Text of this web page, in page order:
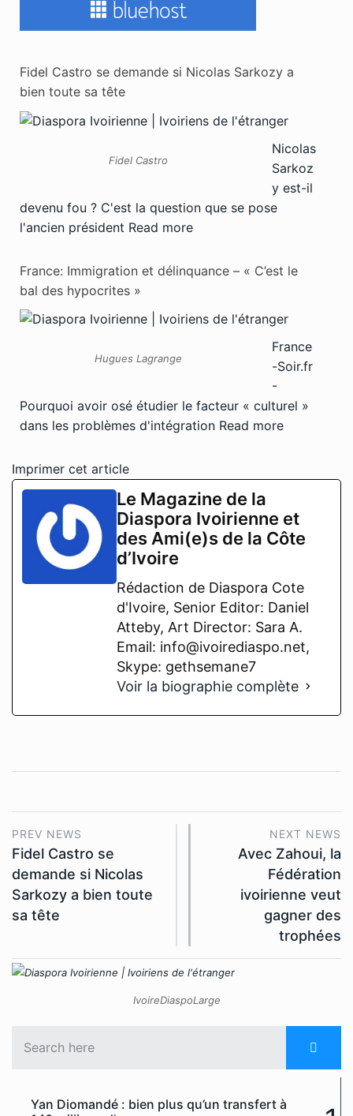
Fidel Castro se demande si Nicolas Sarkozy a
bien toute sa tête
Fidel Castro
Nicolas
Sarkoz
y est-il
devenu fou ? C'est la question que se pose
l'ancien président Read more
France: Immigration et délinquance – « C’est le
bal des hypocrites »
Hugues Lagrange
France
-Soir.fr
-
Pourquoi avoir osé étudier le facteur « culturel »
dans les problèmes d'intégration Read more
Imprimer cet article
Le Magazine de la
Diaspora Ivoirienne et
des Ami(e)s de la Côte
d’Ivoire
Rédaction de Diaspora Cote
d'Ivoire, Senior Editor: Daniel
Atteby, Art Director: Sara A.
Email: info@ivoirediaspo.net,
Skype: gethsemane7
Voir la biographie complète
PREV NEWS
Fidel Castro se
demande si Nicolas
Sarkozy a bien toute
sa tête
NEXT NEWS
Avec Zahoui, la
Fédération
ivoirienne veut
gagner des
trophées
IvoireDiaspoLarge
Yan Diomandé : bien plus qu’un transfert à